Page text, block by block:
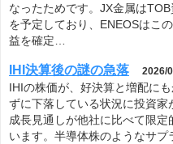
なったためです。JX金属は
を予定しており、ENEOSはこ
益を確定…
IHI決算後の謎の急落 2026/
IHIの株価が、好決算と増配に
ずに下落している状況に投資
成長見通しが他社に比べて限
います。半導体株のようなサ